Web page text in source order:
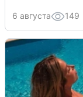
6 августа 149